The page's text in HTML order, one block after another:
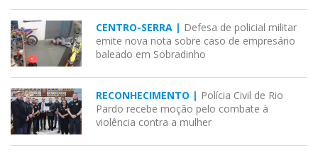
CENTRO-SERRA | Defesa de policial militar
emite nova nota sobre caso de empresário
baleado em Sobradinho
RECONHECIMENTO | Polícia Civil de Rio
Pardo recebe moção pelo combate à
violência contra a mulher